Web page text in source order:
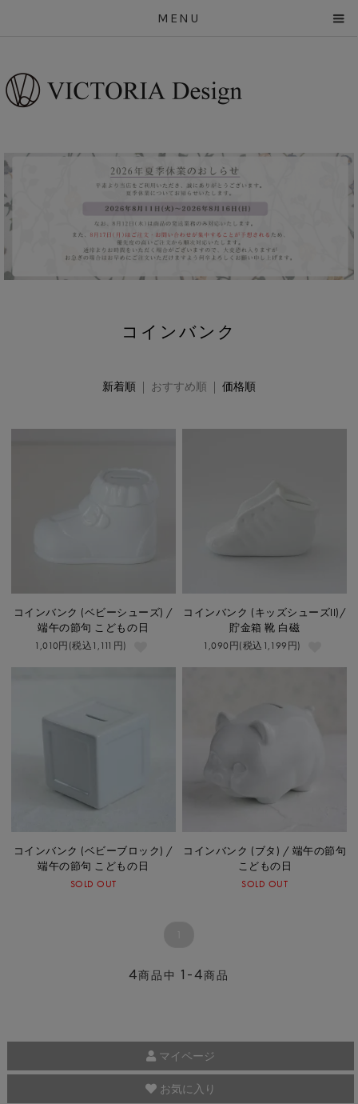
MENU
コインバンク
新着順 | おすすめ順 | 価格順
コインバンク (ベビーシューズ) /
端午の節句 こどもの日
1,010円(税込1,111円)
コインバンク (キッズシューズII)/
貯金箱 靴 白磁
1,090円(税込1,199円)
コインバンク (ベビーブロック) /
端午の節句 こどもの日
SOLD OUT
コインバンク (ブタ) / 端午の節句
こどもの日
SOLD OUT
4商品中 1-4商品
マイページ
お気に入り